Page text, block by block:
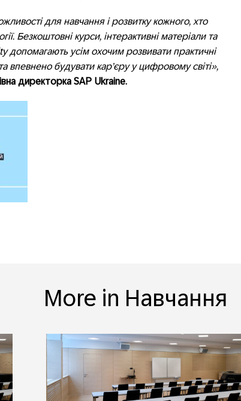
для навчання і розвитку кожного, хто
Безкоштовні курси, інтерактивні матеріали та
допомагають усім охочим розвивати практичні
впевнено будувати кар’єру у цифровому світі»,
директорка SAP Ukraine.
More in Навчання